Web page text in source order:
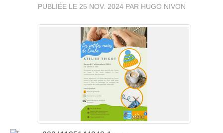
PUBLIÉE LE 25 NOV. 2024PAR HUGO NIVON